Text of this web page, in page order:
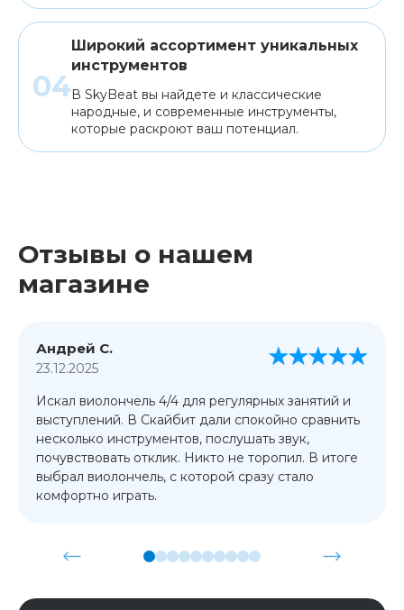
Широкий ассортимент уникальных
инструментов
В SkyBeat вы найдете и классические
народные, и современные инструменты,
которые раскроют ваш потенциал.
Отзывы о нашем
магазине
Андрей С.
23.12.2025
Искал виолончель 4/4 для регулярных занятий и
выступлений. В Скайбит дали спокойно сравнить
несколько инструментов, послушать звук,
почувствовать отклик. Никто не торопил. В итоге
выбрал виолончель, с которой сразу стало
комфортно играть.